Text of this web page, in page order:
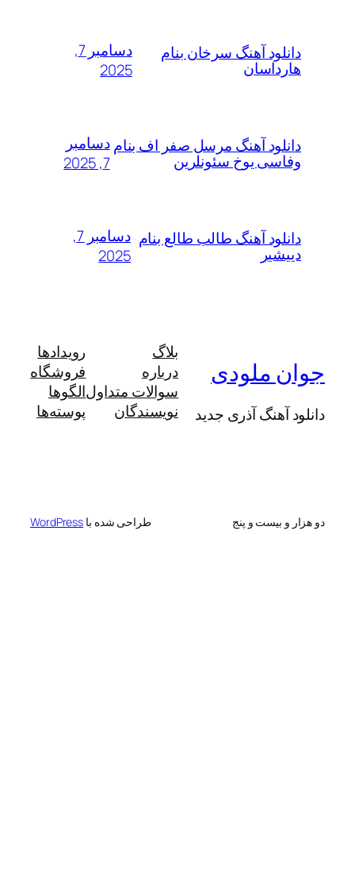
آهنگ سرخان بنام
آهنگ مرسل صفر اف بنام
یوخ سئونلرین
دسامبر
7, 2025
آهنگ طالب طالع بنام
دسامبر 7,
ملودی
آذری جدید
درباره
سوالات متداول
نویسندگان
رویدادها
فروشگاه
الگوها
پوسته‌ها
بیست و پنج WordPress